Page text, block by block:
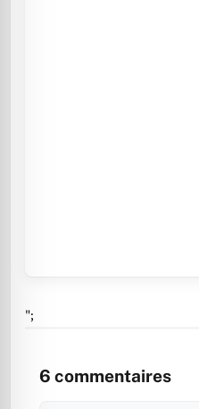
";
6 commentaires